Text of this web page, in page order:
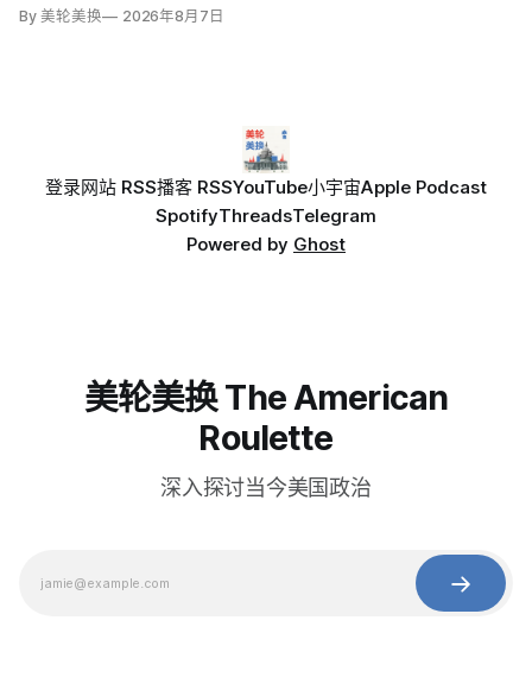
By 美轮美换 2026年8月7日
登录网站 RSS播客 RSSYouTube小宇宙Apple Podcast
SpotifyThreadsTelegram
Powered by Ghost
美轮美换 The American
Roulette
深入探讨当今美国政治